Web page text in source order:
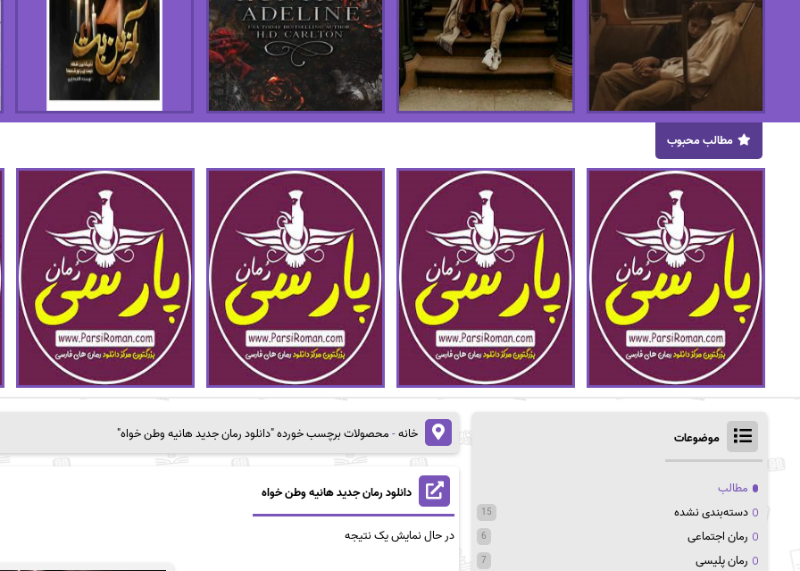
مطالب محبوب
خانه-محصولات برچسب خورده "دانلود رمان جدید هانیه وطن خواه"
دانلود رمان جدید هانیه وطن خواه
در حال نمایش یک نتیجه
موضوعات
مطالب
دسته‌بندی نشده
15
رمان اجتماعی 6
رمان پلیسی 7